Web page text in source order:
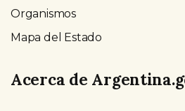
Organismos
Mapa del Estado
Acerca de